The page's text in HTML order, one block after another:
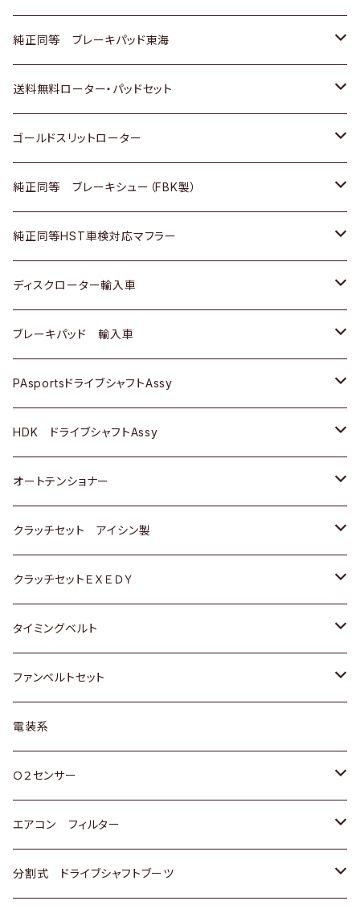
スバル
日野
三菱ふそう
ＢＭＷ
三菱
日野
三菱ふそう
日野
三菱ふそう
その他
マツダ
三菱
スバル
いすゞ
ダイハツ
マツダ
三菱
スバル
ダイハツ
マツダ
三菱
スズキ
日産
ダイハツ
マツダ
三菱
スバル
ホンダ
スズキ
日産
いすゞ
ダイハツ
マツダ
三菱
スバル
ＢＥＮＺ
トヨタ
ホンダ
スズキ
日産
ダイハツ
マツダ
三菱
スバル
純正同等 ブレーキパッド東海
トヨタ
ホンダ
日産
いすゞ
ダイハツ
マツダ
三菱
スバル
送料無料ローター・パッドセット
トヨタ
ホンダ
スズキ
日産
ダイハツ
マツダ
三菱
スバル
ゴールドスリットローター
トヨタ
ホンダ
スズキ
日産
ダイハツ
マツダ
三菱
スバル
純正同等 ブレーキシュー（FBK製）
ホンダ
スズキ
日産
ダイハツ
マツダ
三菱
スバル
純正同等HST車検対応マフラー
トヨタ
ホンダ
スズキ
日産
いすゞ
ダイハツ
マツダ
三菱
スバル
日野
ディスクローター輸入車
ＡＵＤＩ
ＢＥＮＺ
ＢＭＷ
GOLF
ＷＡＧＥＮ
アストロ（シボレー）
クライスラー
ブレーキパッド 輸入車
ＢＥＮＺ
ＢＭＷ
ＷＡＧＥＮ
ＶＯＬＶＯ
PAsportsドライブシャフトAssy
トヨタ
ホンダ
スズキ
日産
ダイハツ
マツダ
三菱
スバル
HDK ドライブシャフトAssy
スズキ
ダイハツ
日産
ホンダ
マツダ
オートテンショナー
トヨタ
クラッチセット アイシン製
ホンダ
スズキ
ダイハツ
マツダ
三菱
スバル
クラッチセットＥＸＥＤＹ
ホンダ
スズキ
日産
ダイハツ
マツダ
三菱
タイミングベルト
トヨタ
スズキ
ダイハツ
三菱
スバル
ファンベルトセット
トヨタ
ホンダ
スズキ
日産
電装系
Ｏ２センサー
トヨタ
ホンダ
エアコン フィルター
トヨタ
分割式 ドライブシャフトブーツ